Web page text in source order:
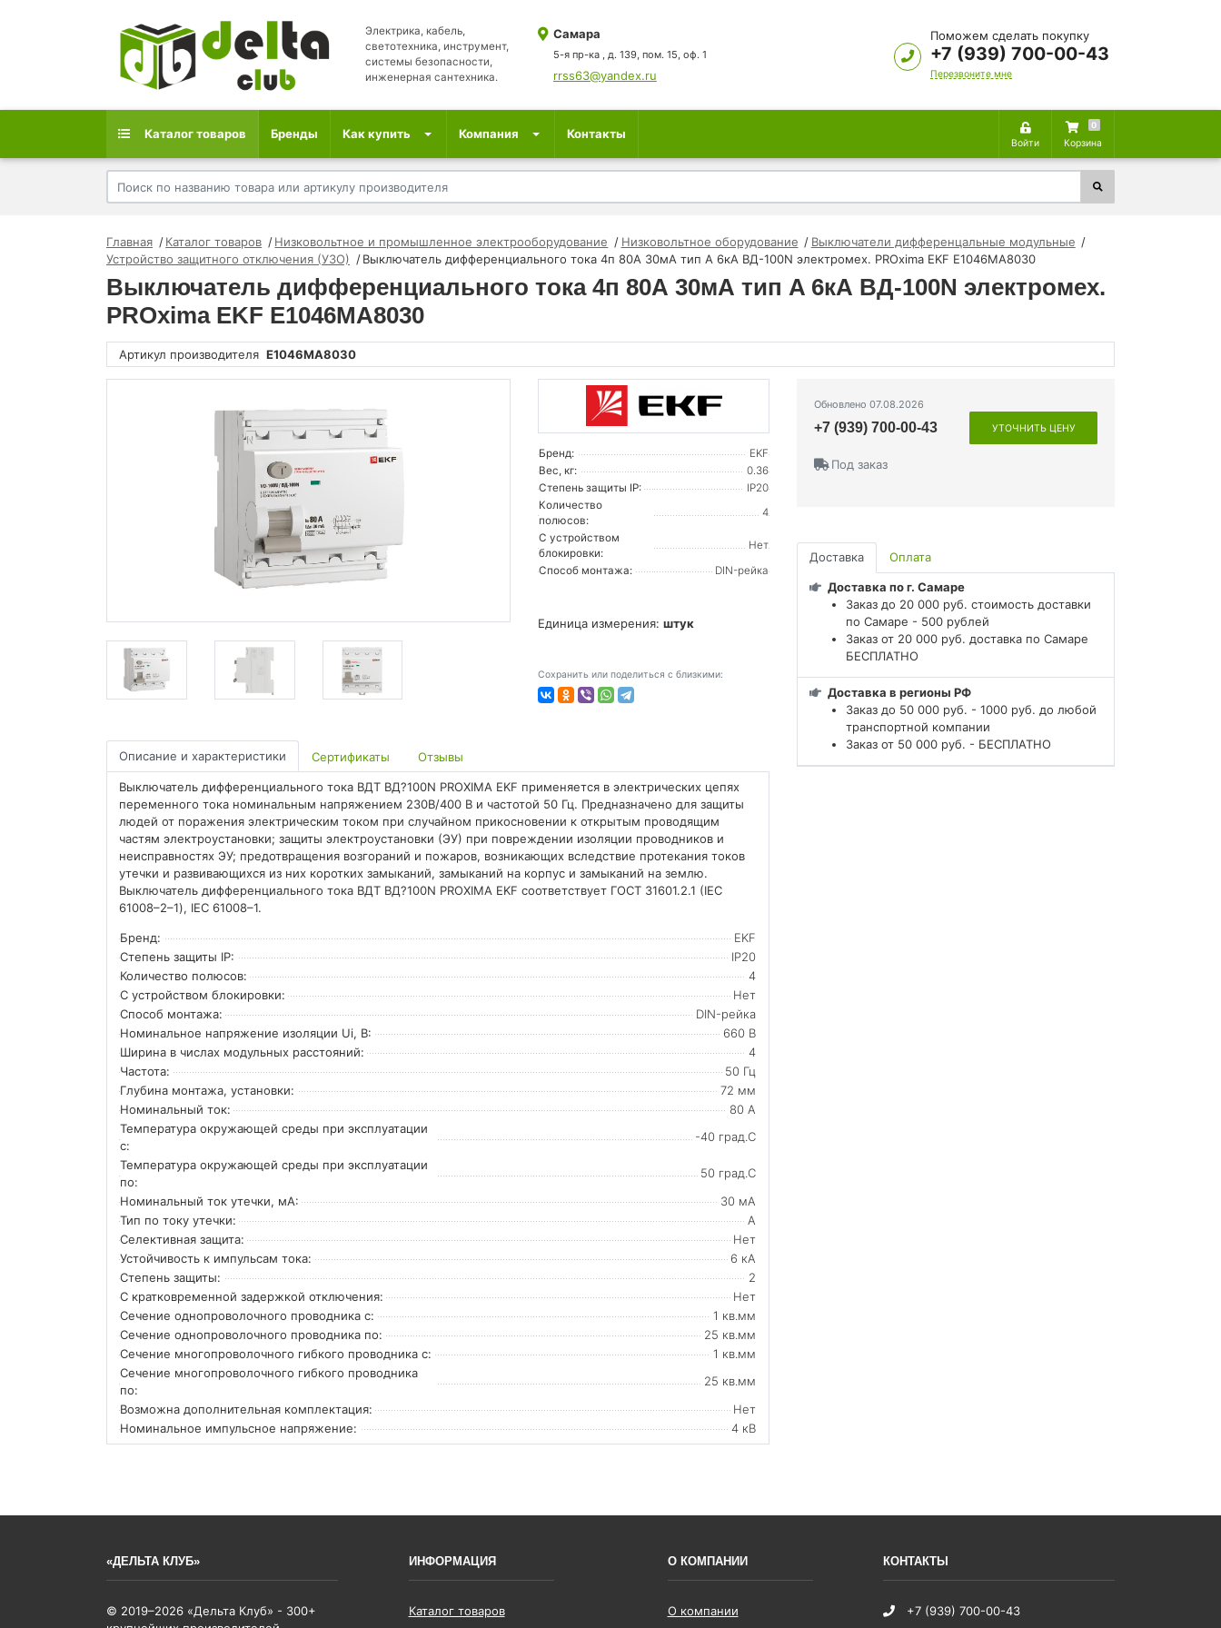
Электрика, кабель,
светотехника, инструмент,
системы безопасности,
инженерная сантехника.
Самара
5-я пр-ка , д. 139, пом. 15, оф. 1
rrss63@yandex.ru
Поможем сделать покупку
+7 (939) 700-00-43
Перезвоните мне
Каталог товаров Бренды Как купить Компания Контакты
Войти
0
Корзина
Главная Каталог товаров Низковольтное и промышленное электрооборудование Низковольтное оборудование
Выключатели дифференцальные модульные
Устройство защитного отключения (УЗО)
Выключатель дифференциального тока 4п 80А 30мА тип A 6кА ВД-100N электромех. PROxima EKF E1046MA8030
Выключатель дифференциального тока 4п 80А 30мА тип A 6кА ВД-100N электромех.
PROxima EKF E1046MA8030
Артикул производителя E1046MA8030
Бренд:
EKF
Вес, кг:
0.36
Степень защиты IP:
IP20
Количество
полюсов:
4
С устройством
блокировки:
Нет
Способ монтажа:
DIN-рейка
Единица измерения: штук
Сохранить или поделиться с близкими:
Обновлено 07.08.2026
+7 (939) 700-00-43 УТОЧНИТЬ ЦЕНУ
Под заказ
Доставка Оплата
Доставка по г. Самаре
Заказ до 20 000 руб. стоимость доставки
по Самаре - 500 рублей
Заказ от 20 000 руб. доставка по Самаре
БЕСПЛАТНО
Доставка в регионы РФ
Заказ до 50 000 руб. - 1000 руб. до любой
транспортной компании
Заказ от 50 000 руб. - БЕСПЛАТНО
Описание и характеристики
Сертификаты Отзывы
Выключатель дифференциального тока ВДТ ВД?100N PROXIMA EKF применяется в электрических цепях
переменного тока номинальным напряжением 230В/400 В и частотой 50 Гц. Предназначено для защиты
людей от поражения электрическим током при случайном прикосновении к открытым проводящим
частям электроустановки; защиты электроустановки (ЭУ) при повреждении изоляции проводников и
неисправностях ЭУ; предотвращения возгораний и пожаров, возникающих вследствие протекания токов
утечки и развивающихся из них коротких замыканий, замыканий на корпус и замыканий на землю.
Выключатель дифференциального тока ВДТ ВД?100N PROXIMA EKF соответствует ГОСТ 31601.2.1 (IEC
61008–2–1), IEC 61008–1.
Бренд:
EKF
Степень защиты IP:
IP20
Количество полюсов:
4
С устройством блокировки:
Нет
Способ монтажа:
DIN-рейка
Номинальное напряжение изоляции Ui, В:
660 В
Ширина в числах модульных расстояний:
4
Частота:
50 Гц
Глубина монтажа, установки:
72 мм
Номинальный ток:
80 А
Температура окружающей среды при эксплуатации
с:
-40 град.C
Температура окружающей cреды при эксплуатации
по:
50 град.C
Номинальный ток утечки, мА:
30 мА
Тип по току утечки:
A
Селективная защита:
Нет
Устойчивость к импульсам тока:
6 кА
Степень защиты:
2
С кратковременной задержкой отключения:
Нет
Сечение однопроволочного проводника с:
1 кв.мм
Сечение однопроволочного проводника по:
25 кв.мм
Сечение многопроволочного гибкого проводника с:
1 кв.мм
Сечение многопроволочного гибкого проводника
по:
25 кв.мм
Возможна дополнительная комплектация:
Нет
Номинальное импульсное напряжение:
4 кВ
«ДЕЛЬТА КЛУБ»
© 2019–2026 «Дельта Клуб» - 300+
ИНФОРМАЦИЯ
Каталог товаров
О КОМПАНИИ
О компании
КОНТАКТЫ
+7 (939) 700-00-43